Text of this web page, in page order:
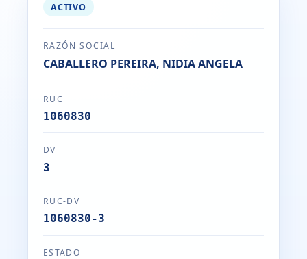
ACTIVO
RAZÓN SOCIAL
CABALLERO PEREIRA, NIDIA ANGELA
RUC
1060830
DV
3
RUC-DV
1060830-3
ESTADO